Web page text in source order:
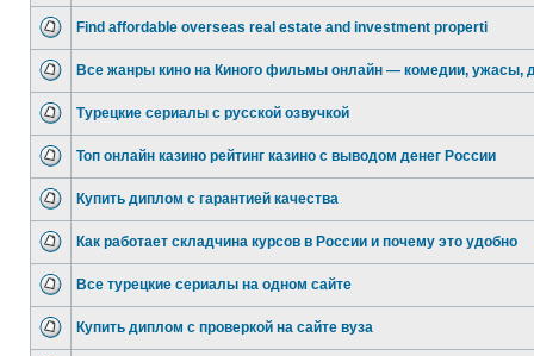
Find affordable overseas real estate and investment properti
Все жанры кино на Киного фильмы онлайн — комедии, ужасы,
Турецкие сериалы с русской озвучкой
Топ онлайн казино рейтинг казино с выводом денег России
Купить диплом с гарантией качества
Как работает складчина курсов в России и почему это удобно
Все турецкие сериалы на одном сайте
Купить диплом с проверкой на сайте вуза